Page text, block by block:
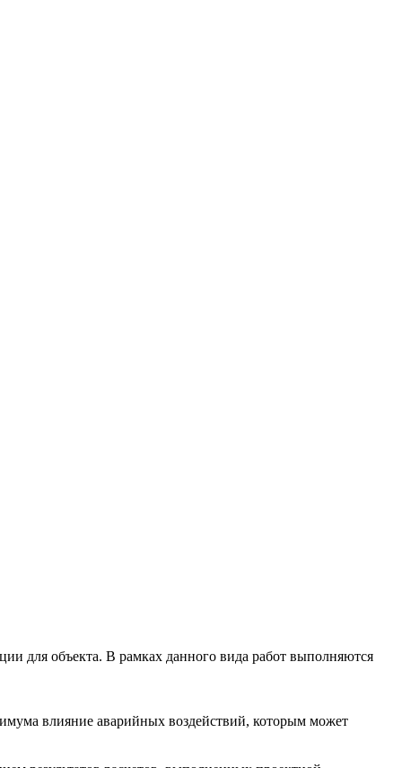
для объекта. В рамках данного вида работ выполняются
влияние аварийных воздействий, которым может